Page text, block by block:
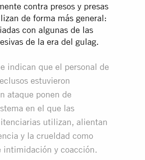
contra presos y presas
de forma más general:
con algunas de las
de la era del gulag.
indican que el personal de
estuvieron
ataque ponen de
en el que las
utilizan, alientan
y la crueldad como
intimidación y coacción.